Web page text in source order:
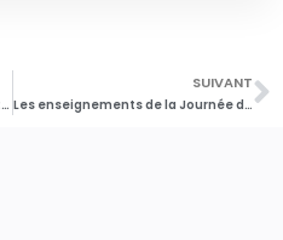
Fournisseurs et agrégateurs en autoconsommation collective : un besoin de coordination
SUIVANT
Les enseignements de la Journée de l’autoconsommation collective 2025